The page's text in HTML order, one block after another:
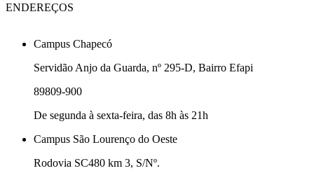
ENDEREÇOS
Campus Chapecó
Servidão Anjo da Guarda, nº 295-D, Bairro Efapi
89809-900
De segunda à sexta-feira, das 8h às 21h
Campus São Lourenço do Oeste
Rodovia SC480 km 3, S/Nº.